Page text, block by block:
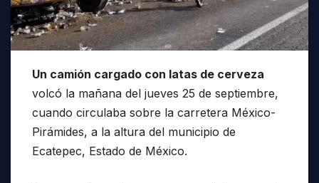
Un camión cargado con latas de cerveza
volcó la mañana del jueves 25 de septiembre,
cuando circulaba sobre la carretera México-
Pirámides, a la altura del municipio de
Ecatepec, Estado de México.